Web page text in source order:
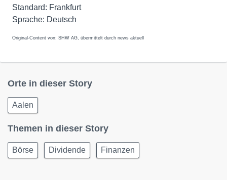
Standard: Frankfurt
Original-Content von: SHW AG, übermittelt durch news aktuell
Orte in dieser Story
Aalen
Themen in dieser Story
Börse Dividende Finanzen